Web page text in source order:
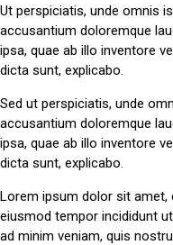
Ut perspiciatis, unde omnis
accusantium doloremque
ipsa, quae ab illo inventore
dicta sunt, explicabo.
Sed ut perspiciatis, unde
accusantium doloremque
ipsa, quae ab illo inventore
dicta sunt, explicabo.
Lorem ipsum dolor sit amet,
eiusmod tempor incididunt
ad minim veniam, quis